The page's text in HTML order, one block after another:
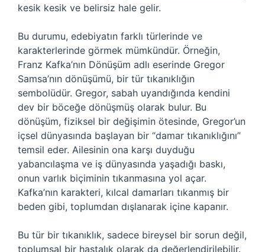
kesik kesik ve belirsiz hale gelir.
Bu durumu, edebiyatın farklı türlerinde ve
karakterlerinde görmek mümkündür. Örneğin,
Franz Kafka’nın Dönüşüm adlı eserinde Gregor
Samsa’nın dönüşümü, bir tür tıkanıklığın
sembolüdür. Gregor, sabah uyandığında kendini
dev bir böceğe dönüşmüş olarak bulur. Bu
dönüşüm, fiziksel bir değişimin ötesinde, Gregor’un
içsel dünyasında başlayan bir “damar tıkanıklığını”
temsil eder. Ailesinin ona karşı duyduğu
yabancılaşma ve iş dünyasında yaşadığı baskı,
onun varlık biçiminin tıkanmasına yol açar.
Kafka’nın karakteri, kılcal damarları tıkanmış bir
beden gibi, toplumdan dışlanarak içine kapanır.
Bu tür bir tıkanıklık, sadece bireysel bir sorun değil,
toplumsal bir hastalık olarak da değerlendirilebilir.